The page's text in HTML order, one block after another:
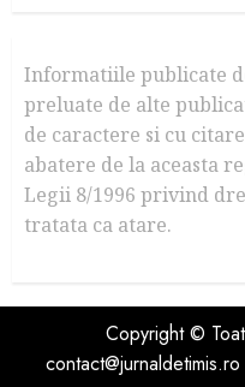
Informatiile publicate
preluate de alte
de caractere si cu
abatere de la aceasta
Legii 8/1996 privind
tratata ca atare.
Copyright ©
contact@jurnaldetimis.ro